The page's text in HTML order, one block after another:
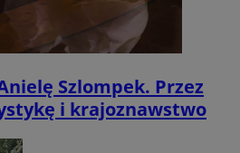
Szlompek. Przez
i krajoznawstwo